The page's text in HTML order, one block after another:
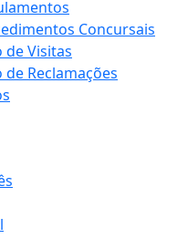
Concursais
de Visitas
de Reclamações